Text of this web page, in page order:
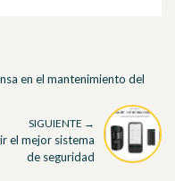
en el mantenimiento del
SIGUIENTE →
el mejor sistema
de seguridad